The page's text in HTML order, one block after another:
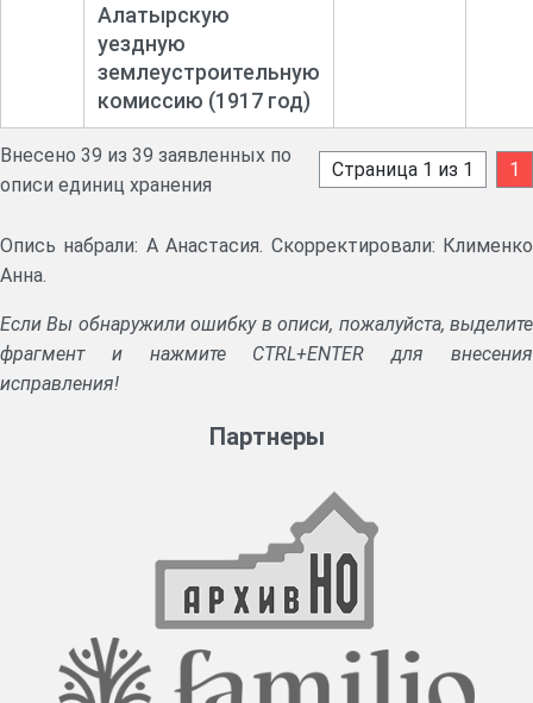
Алатырскую
уездную
землеустроительную
комиссию (1917 год)
Внесено 39 из 39 заявленных по
описи единиц хранения
Страница 1 из 1 1
Опись набрали: А Анастасия. Скорректировали: Клименко
Анна.
Если Вы обнаружили ошибку в описи, пожалуйста, выделите
фрагмент и нажмите CTRL+ENTER для внесения
исправления!
Партнеры